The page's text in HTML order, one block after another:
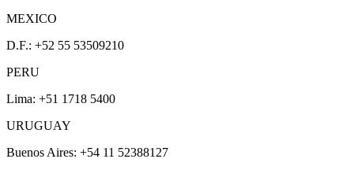
MEXICO
D.F.: +52 55 53509210
PERU
Lima: +51 1718 5400
URUGUAY
Buenos Aires: +54 11 52388127